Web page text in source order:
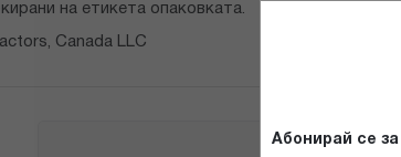
Абонирай се
на етикета опаковката.
Canada LLC